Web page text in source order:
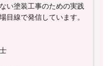
い塗装工事のための実践
目線で発信しています。